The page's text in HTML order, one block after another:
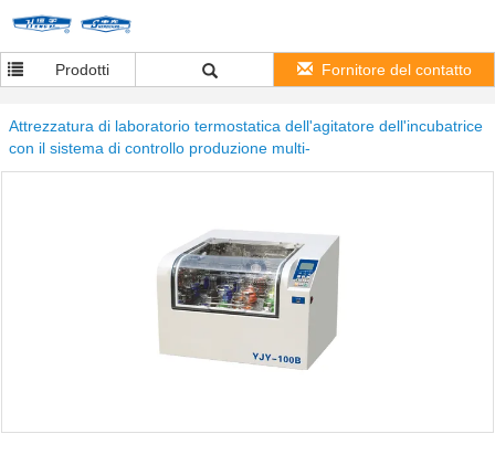
Prodotti Fornitore del contatto
Attrezzatura di laboratorio termostatica dell'agitatore dell'incubatrice
con il sistema di controllo produzione multi-